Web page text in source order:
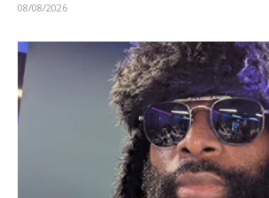
08/08/2026